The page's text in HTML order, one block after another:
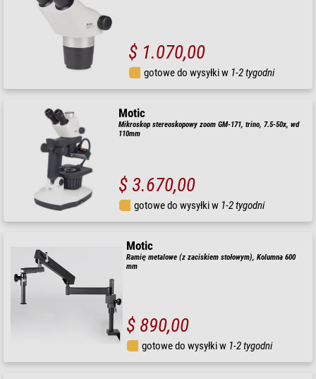
$ 1.070,00
gotowe do wysyłki w 1-2 tygodni
Motic
Mikroskop stereoskopowy zoom GM-171, trino, 7.5-50x, wd
110mm
$ 3.670,00
gotowe do wysyłki w 1-2 tygodni
Motic
Ramię metalowe (z zaciskiem stołowym), Kolumna 600
mm
$ 890,00
gotowe do wysyłki w 1-2 tygodni